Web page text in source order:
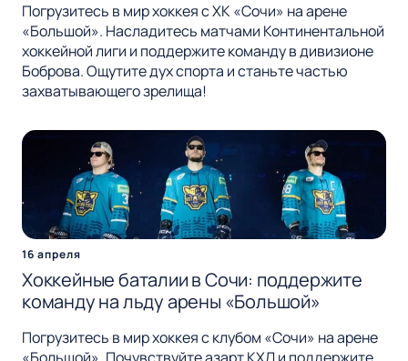
Погрузитесь в мир хоккея с ХК «Сочи» на арене
«Большой». Насладитесь матчами Континентальной
хоккейной лиги и поддержите команду в дивизионе
Боброва. Ощутите дух спорта и станьте частью
захватывающего зрелища!
16 апреля
Хоккейные баталии в Сочи: поддержите
команду на льду арены «Большой»
Погрузитесь в мир хоккея с клубом «Сочи» на арене